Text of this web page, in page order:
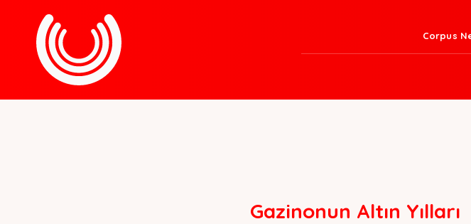
Corpus
Gazinonun Altın Yılları